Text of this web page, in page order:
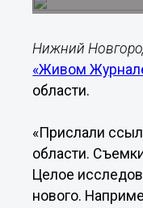
Нижний
«Живом
области.
«Прислали
области.
Целое
нового.